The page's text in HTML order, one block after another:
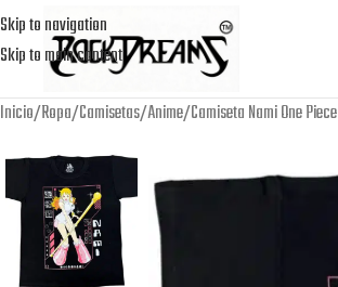
Skip to navigation
Skip to main content
Inicio Ropa Camisetas Anime Camiseta Nami One Piece